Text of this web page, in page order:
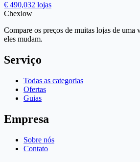
€ 490,032 lojas
Chexlow
Compare os preços de muitas lojas de uma
eles mudam.
Serviço
Todas as categorias
Ofertas
Guias
Empresa
Sobre nós
Contato